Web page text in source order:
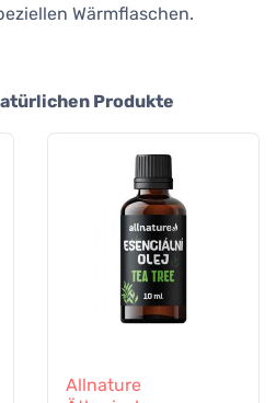
Wärmflaschen.
Produkte
Allnature